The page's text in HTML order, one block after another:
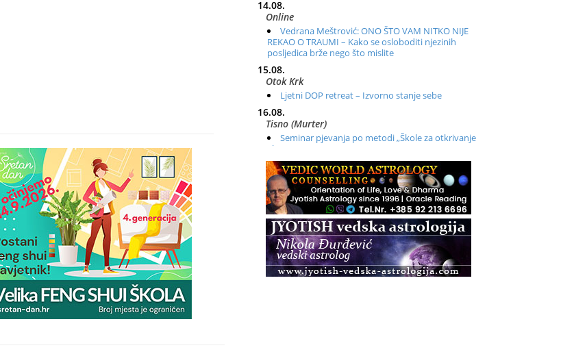
14.08.
Online
Vedrana Meštrović: ONO ŠTO VAM NITKO NIJE
REKAO O TRAUMI – Kako se osloboditi njezinih
posljedica brže nego što mislite
15.08.
Otok Krk
Ljetni DOP retreat – Izvorno stanje sebe
16.08.
Tisno (Murter)
Seminar pjevanja po metodi „Škole za otkrivanje
glasa“
20.08.
Online
Radionica: Pomagači iz drugih dimenzija Online –
otvoreno za sve
21.08.
Zagreb+Online
Osnovni ThetaHealing® tečaj, Zagreb i Online
22.08.
Pula